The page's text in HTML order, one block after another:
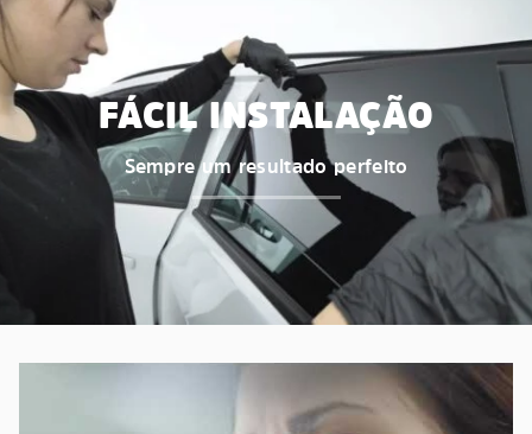
FÁCIL INSTALAÇÃO
Sempre um resultado perfeito